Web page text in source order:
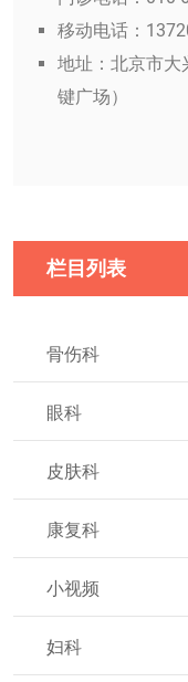
移动电话：
地址：北京市大
键广场）
栏目列表
骨伤科
眼科
皮肤科
康复科
小视频
妇科